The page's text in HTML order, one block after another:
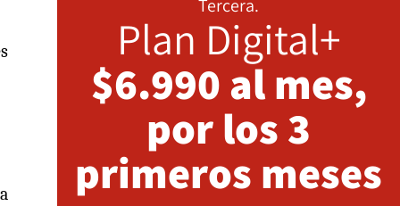
Tercera.
Plan Digital+
$6.990 al mes,
por los 3
primeros meses